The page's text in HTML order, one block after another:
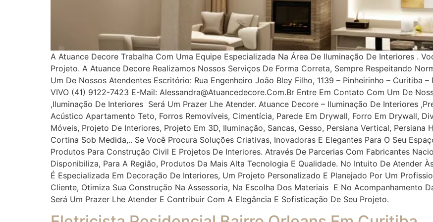
A Atuance Decore Trabalha Com Uma Equipe Especializada Na Área De Iluminação De Interiores .
Projeto. A Atuance Decore Realizamos Nossos Serviços De Forma Correta, Sempre Respeitando
Um De Nossos Atendentes Escritório: Rua Engenheiro João Bley Filho, 1139 – Pinheirinho – Curitiba –
VIVO (41) 9122-7423 E-Mail: Alessandra@atuancedecore.com.br Entre Em Contato Com Um De
,iluminação De Interiores Será Um Prazer Lhe Atender. Atuance Decore – Iluminação De Interiores
Acústico Apartamento Teto, Forros Removíveis, Cimentícia, Parede Em Drywall, Forro Em Drywall,
Móveis, Projeto De Interiores, Projeto Em 3D, Iluminação, Sancas, Gesso, Persiana Vertical, Persiana
Cortina Sob Medida,.. Se Você Procura Soluções Criativas, Inovadoras E Elegantes Para O Seu
Produtos Para Construção Civil E Projetos De Interiores. Através De Parcerias Com Fabricantes
Disponibiliza, Para A Região, Produtos Da Mais Alta Tecnologia E Qualidade. No Intuito De Atender
É Especializada Em Decoração De Interiores, Um Projeto Personalizado E Planejado Por Um
Cliente, Otimiza Sua Construção Na Assessoria, Na Escolha Dos Materiais E No Acompanhamento
Será Um Prazer Lhe Atender E Contribuir Com A Elegância E Sofisticação De Seu Projeto.